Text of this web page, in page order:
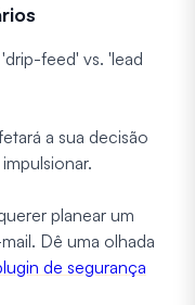
feed' vs. 'lead
a sua decisão
planear um
Dê uma olhada
de segurança